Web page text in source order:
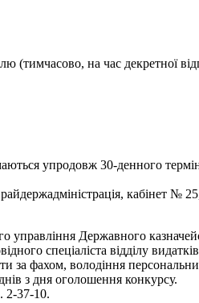
(тимчасово, на час декретної
упродовж 30-денного
кабінет №
управління Державного
спеціаліста відділу
за фахом, володіння
з дня оголошення конкурсу.
2-37-10.